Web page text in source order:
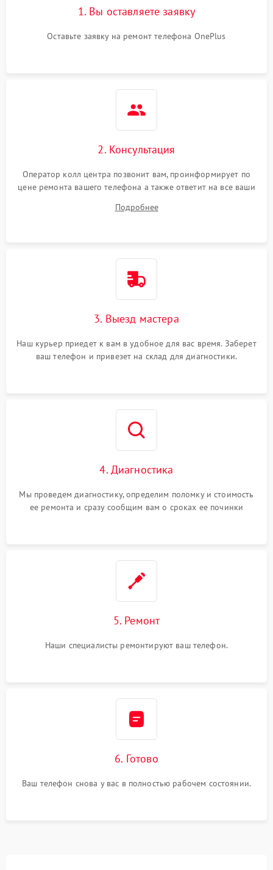
1. Вы оставляете заявку
Оставьте заявку на ремонт телефона OnePlus
2. Консультация
Оператор колл центра позвонит вам, проинформирует по
цене ремонта вашего телефона а также ответит на все ваши
Подробнее
3. Выезд мастера
Наш курьер приедет к вам в удобное для вас время. Заберет
ваш телефон и привезет на склад для диагностики.
4. Диагностика
Мы проведем диагностику, определим поломку и стоимость
ее ремонта и сразу сообщим вам о сроках ее починки
5. Ремонт
Наши специалисты ремонтируют ваш телефон.
6. Готово
Ваш телефон снова у вас в полностью рабочем состоянии.